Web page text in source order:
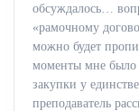
обсуждалось…
«рамочному
можно будет
моменты мне было
закупки у
преподаватель